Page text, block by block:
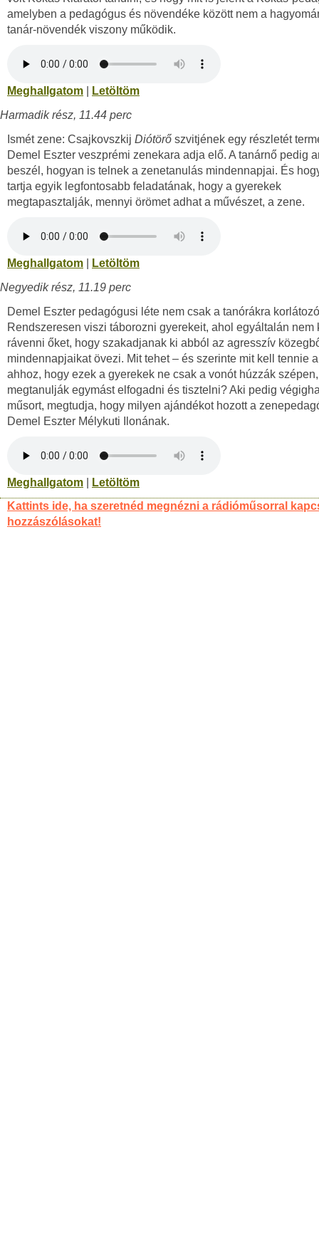
amelyben a pedagógus és növendéke között nem a
tanár-növendék viszony működik.
Meghallgatom
Letöltöm
Harmadik rész, 11.44 perc
Ismét zene: Csajkovszkij Diótörő szvitjének egy részletét
Demel Eszter veszprémi zenekara adja elő. A tanárnő pedig
beszél, hogyan is telnek a zenetanulás mindennapjai. És
tartja egyik legfontosabb feladatának, hogy a gyerekek
megtapasztalják, mennyi örömet adhat a művészet, a zene.
Meghallgatom
Letöltöm
Negyedik rész, 11.19 perc
Demel Eszter pedagógusi léte nem csak a tanórákra
Rendszeresen viszi táborozni gyerekeit, ahol egyáltalán nem
rávenni őket, hogy szakadjanak ki abból az agresszív
mindennapjaikat övezi. Mit tehet – és szerinte mit kell tennie
ahhoz, hogy ezek a gyerekek ne csak a vonót húzzák
megtanulják egymást elfogadni és tisztelni? Aki pedig
műsort, megtudja, hogy milyen ajándékot hozott a
Demel Eszter Mélykuti Ilonának.
Meghallgatom
Letöltöm
Kattints ide, ha szeretnéd megnézni a rádióműsorral
hozzászólásokat!